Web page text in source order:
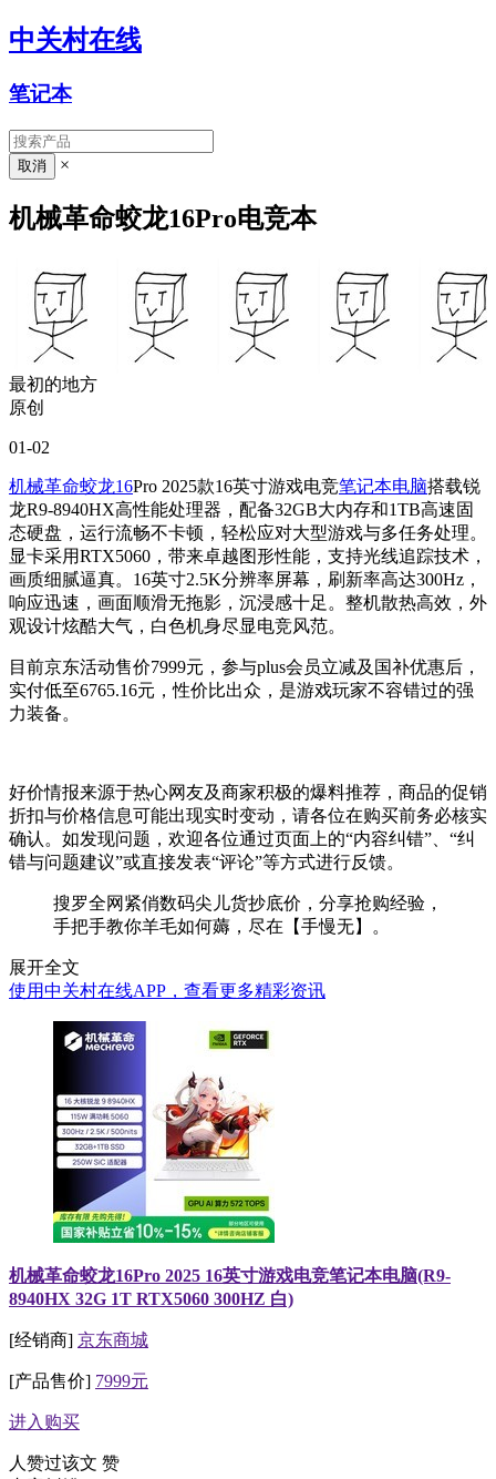
中关村在线
笔记本
×
机械革命蛟龙16Pro电竞本
最初的地方
原创
01-02
机械革命蛟龙16Pro 2025款16英寸游戏电竞笔记本电脑搭载锐
龙R9-8940HX高性能处理器，配备32GB大内存和1TB高速固
态硬盘，运行流畅不卡顿，轻松应对大型游戏与多任务处理。
显卡采用RTX5060，带来卓越图形性能，支持光线追踪技术，
画质细腻逼真。16英寸2.5K分辨率屏幕，刷新率高达300Hz，
响应迅速，画面顺滑无拖影，沉浸感十足。整机散热高效，外
观设计炫酷大气，白色机身尽显电竞风范。
目前京东活动售价7999元，参与plus会员立减及国补优惠后，
实付低至6765.16元，性价比出众，是游戏玩家不容错过的强
力装备。
好价情报来源于热心网友及商家积极的爆料推荐，商品的促销
折扣与价格信息可能出现实时变动，请各位在购买前务必核实
确认。如发现问题，欢迎各位通过页面上的“内容纠错”、“纠
错与问题建议”或直接发表“评论”等方式进行反馈。
搜罗全网紧俏数码尖儿货抄底价，分享抢购经验，
手把手教你羊毛如何薅，尽在【手慢无】。
展开全文
使用中关村在线APP，查看更多精彩资讯
机械革命蛟龙16Pro 2025 16英寸游戏电竞笔记本电脑(R9-
8940HX 32G 1T RTX5060 300HZ 白)
[经销商] 京东商城
[产品售价] 7999元
进入购买
人赞过该文 赞